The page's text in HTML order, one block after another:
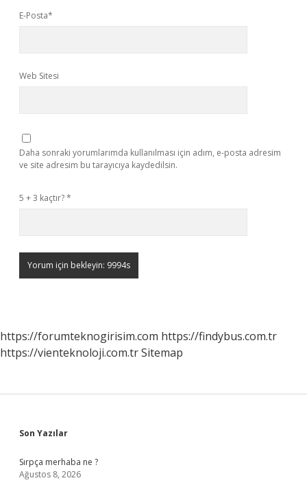
E-Posta*
Web Sitesi
Daha sonraki yorumlarımda kullanılması için adım, e-posta adresim
ve site adresim bu tarayıcıya kaydedilsin.
5 + 3 kaçtır?*
https://forumteknogirisim.com https://findybus.com.tr
https://vienteknoloji.com.trSitemap
Sidebar
Son Yazılar
Sırpça merhaba ne ?
Ağustos 8, 2026